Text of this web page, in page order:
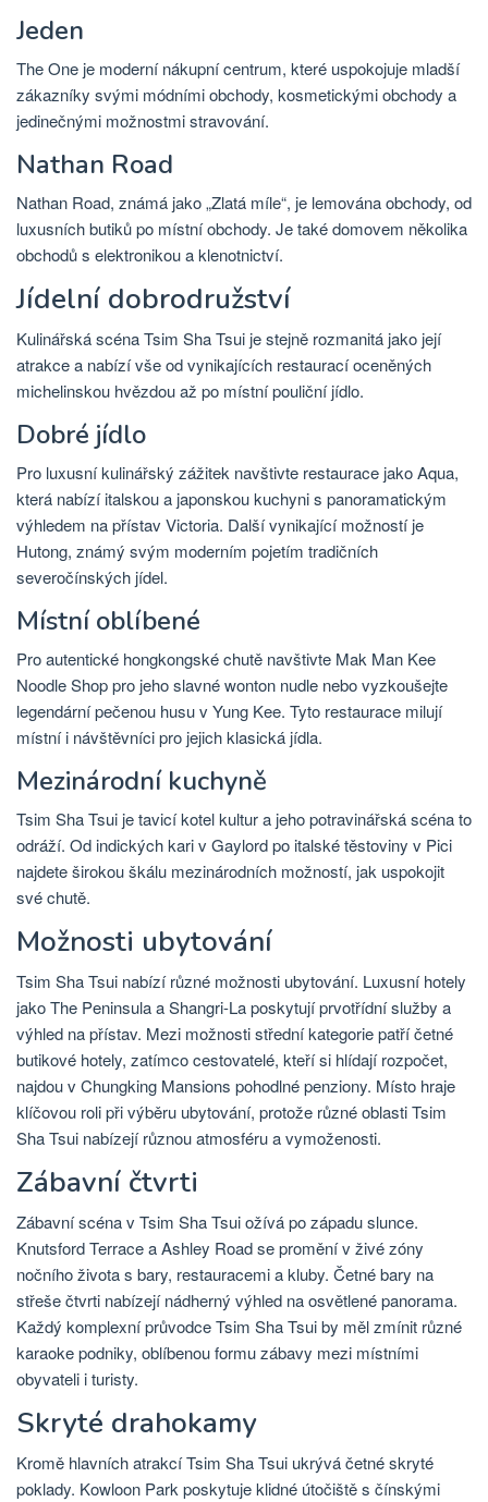
Jeden
The One je moderní nákupní centrum, které uspokojuje mladší
zákazníky svými módními obchody, kosmetickými obchody a
jedinečnými možnostmi stravování.
Nathan Road
Nathan Road, známá jako „Zlatá míle“, je lemována obchody, od
luxusních butiků po místní obchody. Je také domovem několika
obchodů s elektronikou a klenotnictví.
Jídelní dobrodružství
Kulinářská scéna Tsim Sha Tsui je stejně rozmanitá jako její
atrakce a nabízí vše od vynikajících restaurací oceněných
michelinskou hvězdou až po místní pouliční jídlo.
Dobré jídlo
Pro luxusní kulinářský zážitek navštivte restaurace jako Aqua,
která nabízí italskou a japonskou kuchyni s panoramatickým
výhledem na přístav Victoria. Další vynikající možností je
Hutong, známý svým moderním pojetím tradičních
severočínských jídel.
Místní oblíbené
Pro autentické hongkongské chutě navštivte Mak Man Kee
Noodle Shop pro jeho slavné wonton nudle nebo vyzkoušejte
legendární pečenou husu v Yung Kee. Tyto restaurace milují
místní i návštěvníci pro jejich klasická jídla.
Mezinárodní kuchyně
Tsim Sha Tsui je tavicí kotel kultur a jeho potravinářská scéna to
odráží. Od indických kari v Gaylord po italské těstoviny v Pici
najdete širokou škálu mezinárodních možností, jak uspokojit
své chutě.
Možnosti ubytování
Tsim Sha Tsui nabízí různé možnosti ubytování. Luxusní hotely
jako The Peninsula a Shangri-La poskytují prvotřídní služby a
výhled na přístav. Mezi možnosti střední kategorie patří četné
butikové hotely, zatímco cestovatelé, kteří si hlídají rozpočet,
najdou v Chungking Mansions pohodlné penziony. Místo hraje
klíčovou roli při výběru ubytování, protože různé oblasti Tsim
Sha Tsui nabízejí různou atmosféru a vymoženosti.
Zábavní čtvrti
Zábavní scéna v Tsim Sha Tsui ožívá po západu slunce.
Knutsford Terrace a Ashley Road se promění v živé zóny
nočního života s bary, restauracemi a kluby. Četné bary na
střeše čtvrti nabízejí nádherný výhled na osvětlené panorama.
Každý komplexní průvodce Tsim Sha Tsui by měl zmínit různé
karaoke podniky, oblíbenou formu zábavy mezi místními
obyvateli i turisty.
Skryté drahokamy
Kromě hlavních atrakcí Tsim Sha Tsui ukrývá četné skryté
poklady. Kowloon Park poskytuje klidné útočiště s čínskými